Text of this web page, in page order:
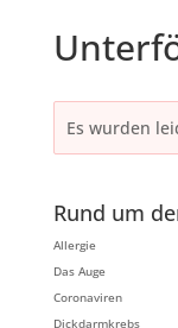
Es wurden
Rund um
Allergie
Das Auge
Coronaviren
Dickdarmkrebs